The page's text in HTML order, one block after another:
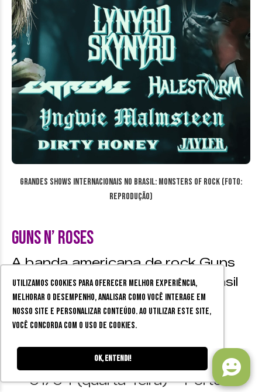
Utilizamos cookies para oferecer melhor experiência,
melhorar o desempenho, analisar como você interage em
nosso site e personalizar conteúdo. Ao utilizar este site,
você concorda com o uso de cookies.
Ok, entendi!
Grandes Shows Internacionais no Brasil: Monsters Of Rock (Foto:
reprodução)
Guns N’ Roses
A banda americana de rock Guns
N’ Roses se apresentará no Brasil
com nove shows em 2026,
passando por diversos estados
01/04 (quarta-feira) – Porto